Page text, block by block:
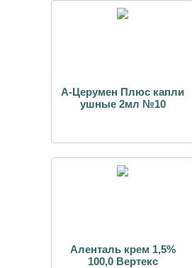
А-Церумен Плюс капли
ушные 2мл №10
Аленталь крем 1,5%
100,0 Вертекс